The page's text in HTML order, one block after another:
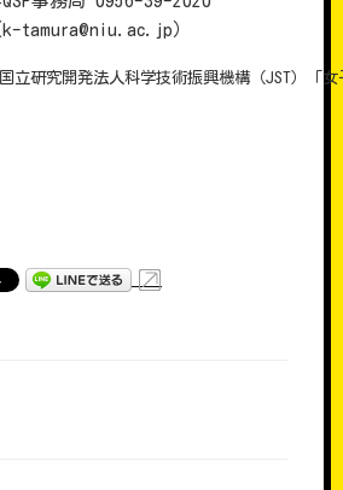
）
立研究開発法人科学技術振興機構（JST）「